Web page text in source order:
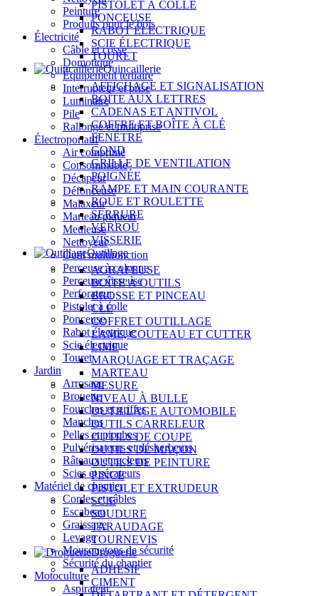
Peinture
Produits pour le bois
Électricité
Câble et cosse
Domotique
Équipement tertiaire
Interrupteur et prise
Luminaire
Pile
Rallonge et multiprise
Électroportatif
Air comprimé
Consommable
Décapeur
Défonceuse
Malaxeur
Marteau piqueur
Meuleuse
Nettoyeur
Outil multifonction
Perceuse à colonne
Perceuse visseuse
Perforateur
Pistolet à colle
Ponceuse
Rabot électrique
Scie électrique
Touret
Jardin
Arrosage
Brouette
Fourches et griffes
Manches
Pelles et pioches
Pulvérisateurs et désherbeurs
Râteaux et racleurs
Scies et sécateurs
Matériel de chantier
Cordes et câbles
Escabeau
Graissage
Levage
Mousquetons de sécurité
Sécurité du chantier
Motoculture
Aspirateur
PISTOLET À COLLE
PONCEUSE
RABOT ÉLECTRIQUE
SCIE ÉLECTRIQUE
TOURET
Quincaillerie
AFFICHAGE ET SIGNALISATION
BOÎTE AUX LETTRES
CADENAS ET ANTIVOL
COFFRE ET BOÎTE À CLÉ
FENÊTRE
GOND
GRILLE DE VENTILATION
POIGNÉE
RAMPE ET MAIN COURANTE
ROUE ET ROULETTE
SERRURE
VERROU
VISSERIE
Outillage
AGRAFEUSE
BOÎTE À OUTILS
BROSSE ET PINCEAU
CLÉ
COFFRET OUTILLAGE
LAME, COUTEAU ET CUTTER
LIME
MARQUAGE ET TRAÇAGE
MARTEAU
MESURE
NIVEAU À BULLE
OUTILLAGE AUTOMOBILE
OUTILS CARRELEUR
OUTILS DE COUPE
OUTILS DE MAÇON
OUTILS DE PEINTURE
PINCE
PISTOLET EXTRUDEUR
SCIE
SOUDURE
TARAUDAGE
TOURNEVIS
Droguerie
ADHÉSIF
CIMENT